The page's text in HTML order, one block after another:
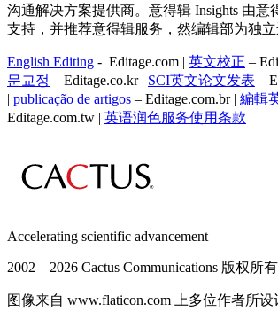
沟通解决方案提供商。意得辑 Insights 由意
支持，并推荐意得辑服务，然编辑部为独立
English Editing - Editage.com | 英文校正 –
문교정 – Editage.co.kr | SCI英文论文发表 –
| publicação de artigos – Editage.com.br | 編輯
Editage.com.tw | 英语润色服务使用条款
Accelerating scientific advancement
2002—2026 Cactus Communications 版权所有
图像来自 www.flaticon.com 上多位作者所设